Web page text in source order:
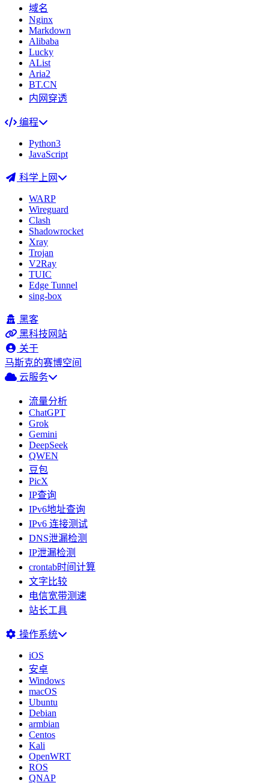
域名
Nginx
Markdown
Alibaba
Lucky
AList
Aria2
BT.CN
内网穿透
编程
Python3
JavaScript
科学上网
WARP
Wireguard
Clash
Shadowrocket
Xray
Trojan
V2Ray
TUIC
Edge Tunnel
sing-box
黑客
黑科技网站
关于
马斯克的赛博空间
云服务
流量分析
ChatGPT
Grok
Gemini
DeepSeek
QWEN
豆包
PicX
IP查询
IPv6地址查询
IPv6 连接测试
DNS泄漏检测
IP泄漏检测
crontab时间计算
文字比较
电信宽带测速
站长工具
操作系统
iOS
安卓
Windows
macOS
Ubuntu
Debian
armbian
Centos
Kali
OpenWRT
ROS
QNAP